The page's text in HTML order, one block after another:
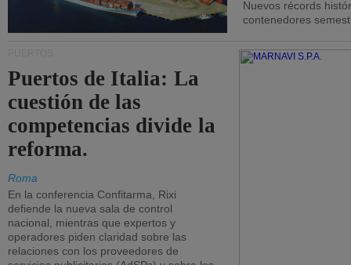
Nuevos récords
contenedores
Puertos de Italia: La
cuestión de las
competencias divide la
reforma.
Roma
En la conferencia Confitarma, Rixi
defiende la nueva sala de control
nacional, mientras que expertos y
operadores piden claridad sobre las
relaciones con los proveedores de